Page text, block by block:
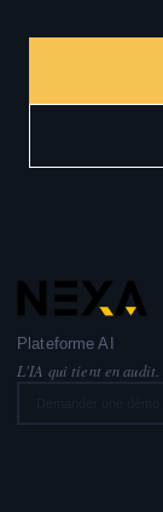
Plateforme AI
L'IA qui tient en audit.